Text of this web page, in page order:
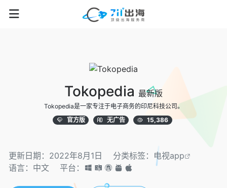
Tokopedia 最新版
Tokopedia是一家专注于电子商务的印尼科技公司。
官方版
无广告 15,386
更新日期：2022年8月1日 分类标签： 电视app
语言：中文
平台：